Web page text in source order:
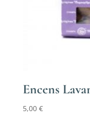
Encens
5,00 €